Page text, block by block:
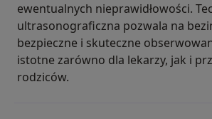
ewentualnych nieprawidłowości.
ultrasonograficzna pozwala na
bezpieczne i skuteczne
istotne zarówno dla lekarzy, jak i
rodziców.